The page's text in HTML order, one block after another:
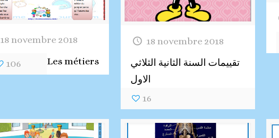
18 novembre 2018
Les métiers
106
18 novembre 2018
تقييمات السنة الثانية الثلاثي
الاول
16